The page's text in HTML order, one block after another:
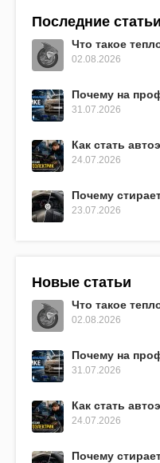
Последние статьи
Что такое
02.08.2026
Почему на
31.07.2026
Как стать
24.07.2026
Почему
23.07.2026
Новые статьи
Что такое
02.08.2026
Почему на
31.07.2026
Как стать
24.07.2026
Почему